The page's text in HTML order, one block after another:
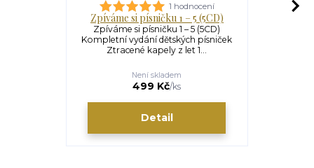
1 hodnocení
Zpíváme si písničku 1 – 5 (5CD)
Zpíváme si písničku 1 – 5 (5CD)
Kompletní vydání dětských písniček
Ztracené kapely z let 1...
499 Kč/ks
Není skladem
Detail